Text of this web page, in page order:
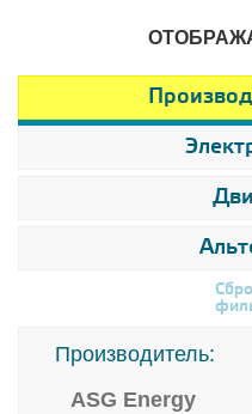
Производитель:
ASG Energy